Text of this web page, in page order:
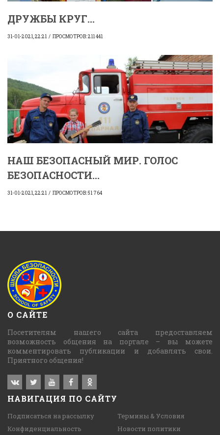
ДРУЖБЫ КРУГ...
31-01-2021, 22:21 ПРОСМОТРОВ: 211 441
НАШ БЕЗОПАСНЫЙ МИР. ГОЛОС
БЕЗОПАСНОСТИ...
31-01-2021, 22:21 ПРОСМОТРОВ: 51 764
О САЙТЕ
Посетителям нашего сайта предоставляем
возможность общения на портале – вы можете
комментировать публикации и добавлять свои.
Приятного общения!
НАВИГАЦИЯ ПО САЙТУ
Подписаться на рассылку
Термины & Условия
Конфиденциальность
Новости политики